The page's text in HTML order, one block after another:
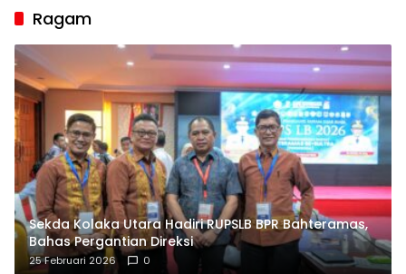
Ragam
Sekda Kolaka Utara Hadiri RUPSLB BPR Bahteramas,
Bahas Pergantian Direksi
25 Februari 2026 0